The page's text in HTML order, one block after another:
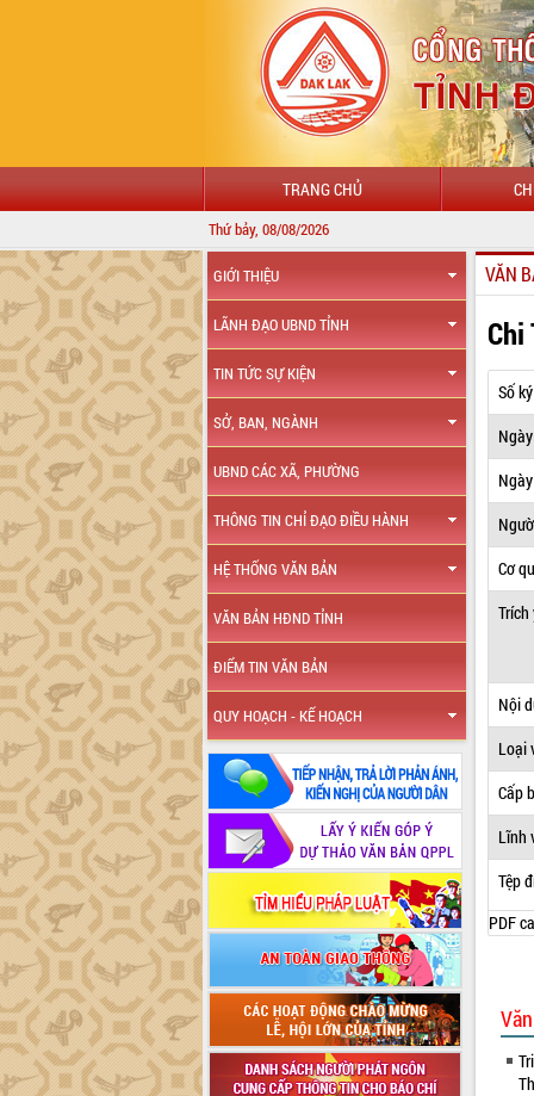
TRANG CHỦ
Thứ bảy, 08/08/2026
GIỚI THIỆU
LÃNH ĐẠO UBND TỈNH
TIN TỨC SỰ KIỆN
SỞ, BAN, NGÀNH
UBND CÁC XÃ, PHƯỜNG
THÔNG TIN CHỈ ĐẠO ĐIỀU HÀNH
HỆ THỐNG VĂN BẢN
VĂN BẢN HĐND TỈNH
ĐIỂM TIN VĂN BẢN
QUY HOẠCH - KẾ HOẠCH
VĂN
Chi
Số
Cơ
Trích
Nội
Loại
Cấp
Lĩnh
Tệp
PDF